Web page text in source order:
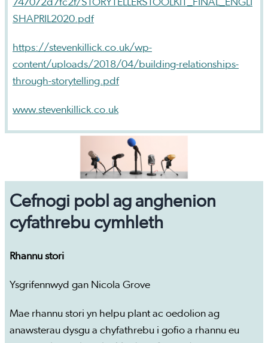
747072d7fc2f/STORYTELLERSTOOLKIT_FINAL_ENGLI
SHAPRIL2020.pdf
https://stevenkillick.co.uk/wp-
content/uploads/2018/04/building-relationships-
through-storytelling.pdf
www.stevenkillick.co.uk
Cefnogi pobl ag anghenion
cyfathrebu cymhleth
Rhannu stori
Ysgrifennwyd gan Nicola Grove
Mae rhannu stori yn helpu plant ac oedolion ag
anawsterau dysgu a chyfathrebu i gofio a rhannu eu